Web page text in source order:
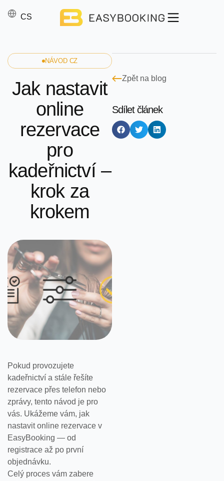
CS
EN
Zpět na blog
Sdílet článek
NÁVOD CZ
Jak nastavit
online
rezervace
pro
kadeřnictví –
krok za
krokem
Pokud provozujete
kadeřnictví a stále řešíte
rezervace přes telefon nebo
zprávy, tento návod je pro
vás. Ukážeme vám, jak
nastavit online rezervace v
EasyBooking — od
registrace až po první
objednávku.
Celý proces vám zabere